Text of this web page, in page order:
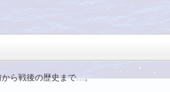
から戦後の歴史まで…。